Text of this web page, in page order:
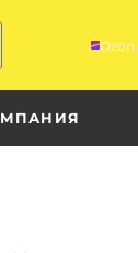
Ozon